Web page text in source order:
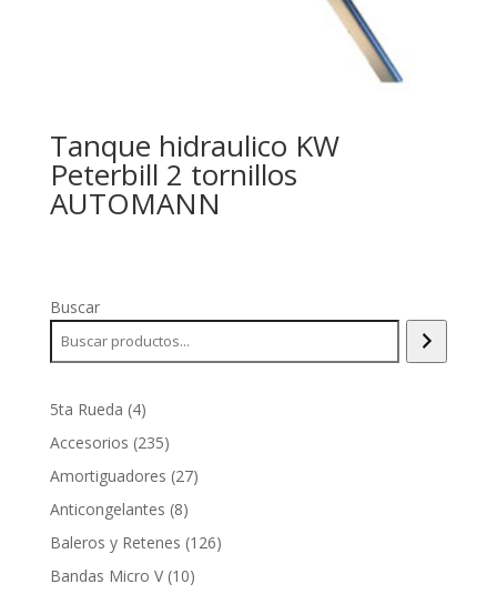
Tanque hidraulico KW
Peterbill 2 tornillos
AUTOMANN
Buscar
5ta Rueda 44
productos
Accesorios 235235
productos
Amortiguadores 2727
Anticongelantes 88
productos
Baleros y Retenes 126126
Bandas Micro V 1010